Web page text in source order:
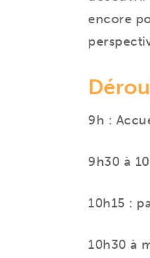
encore
9h :
9h30 à
10h15 :
10h30 à